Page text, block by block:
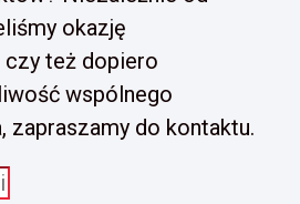
okazję
czy też dopiero
wspólnego
zapraszamy do kontaktu.